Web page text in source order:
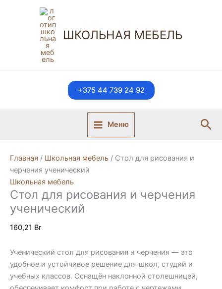
содержимому
ШКОЛЬНАЯ МЕБЕЛЬ
+375 44 739 24 92
Меню
Главная / Школьная мебель / Стол для рисования и
черчения ученический
Школьная мебель
Стол для рисования и черчения
ученический
160,21 Br
Ученический стол для рисования и черчения — это
удобное и устойчивое решение для школ, студий и
учебных классов. Оснащён наклонной столешницей,